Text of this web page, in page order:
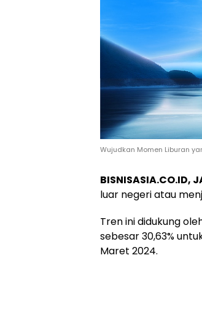
Wujudkan Momen Liburan
BISNISASIA.CO.ID,
luar negeri atau
Tren ini didukung
sebesar 30,63%
Maret 2024.